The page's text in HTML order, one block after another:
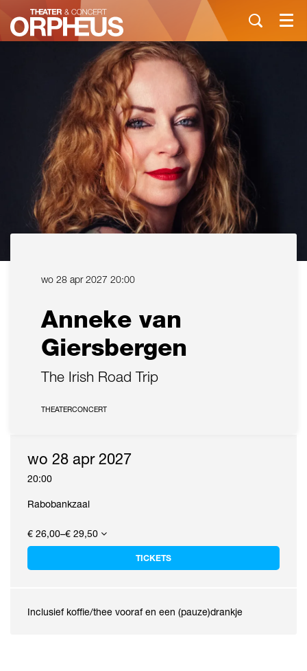
Menu
Anneke van
Giersbergen
The Irish Road Trip
wo 28 apr 2027 20:00
THEATERCONCERT
wo 28 apr 2027
20:00
Rabobankzaal
€ 26,00–€ 29,50
TICKETS
Inclusief koffie/thee vooraf en een (pauze)drankje